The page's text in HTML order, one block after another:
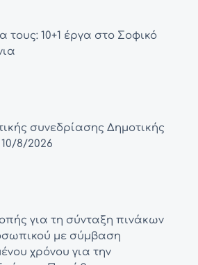
τους: 10+1 έργα στο Σοφικό
συνεδρίασης Δημοτικής
8/2026
για τη σύνταξη πινάκων
με σύμβαση
χρόνου για την